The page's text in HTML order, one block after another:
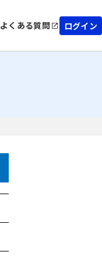
よくある質問 ログイン